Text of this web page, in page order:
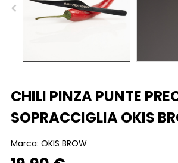
CHILI PINZA PUNTE
SOPRACCIGLIA OKIS
Marca: OKIS BROW